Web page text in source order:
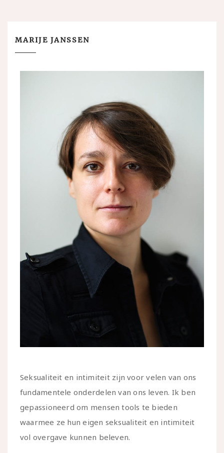
MARIJE JANSSEN
Seksualiteit en intimiteit zijn voor velen van ons
fundamentele onderdelen van ons leven. Ik ben
gepassioneerd om mensen tools te bieden
waarmee ze hun eigen seksualiteit en intimiteit
vol overgave kunnen beleven.